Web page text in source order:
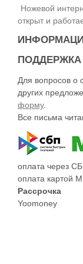
дружит с
трения.
Размеры и ТТХ
Длина ножа- 207
Толщина клинка-
Сталь- 95х18
Твёрдость клинка-
Материал
Материал ножен -
Ножевой
открыт и
ПОДДЕРЖКА
Для вопросов о
других
форму.
Все письма
оплата через
оплата картой
Рассрочка
Yoomoney